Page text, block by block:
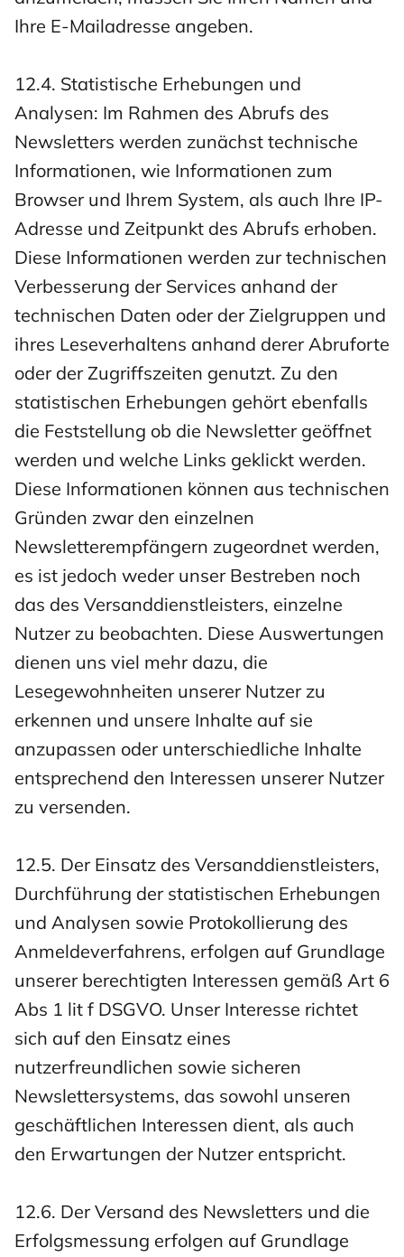
Ihre E-Mailadresse angeben.
12.4. Statistische Erhebungen und
Analysen: Im Rahmen des Abrufs des
Newsletters werden zunächst technische
Informationen, wie Informationen zum
Browser und Ihrem System, als auch Ihre IP-
Adresse und Zeitpunkt des Abrufs erhoben.
Diese Informationen werden zur technischen
Verbesserung der Services anhand der
technischen Daten oder der Zielgruppen und
ihres Leseverhaltens anhand derer Abruforte
oder der Zugriffszeiten genutzt. Zu den
statistischen Erhebungen gehört ebenfalls
die Feststellung ob die Newsletter geöffnet
werden und welche Links geklickt werden.
Diese Informationen können aus technischen
Gründen zwar den einzelnen
Newsletterempfängern zugeordnet werden,
es ist jedoch weder unser Bestreben noch
das des Versanddienstleisters, einzelne
Nutzer zu beobachten. Diese Auswertungen
dienen uns viel mehr dazu, die
Lesegewohnheiten unserer Nutzer zu
erkennen und unsere Inhalte auf sie
anzupassen oder unterschiedliche Inhalte
entsprechend den Interessen unserer Nutzer
zu versenden.
12.5. Der Einsatz des Versanddienstleisters,
Durchführung der statistischen Erhebungen
und Analysen sowie Protokollierung des
Anmeldeverfahrens, erfolgen auf Grundlage
unserer berechtigten Interessen gemäß Art 6
Abs 1 lit f DSGVO. Unser Interesse richtet
sich auf den Einsatz eines
nutzerfreundlichen sowie sicheren
Newslettersystems, das sowohl unseren
geschäftlichen Interessen dient, als auch
den Erwartungen der Nutzer entspricht.
12.6. Der Versand des Newsletters und die
Erfolgsmessung erfolgen auf Grundlage